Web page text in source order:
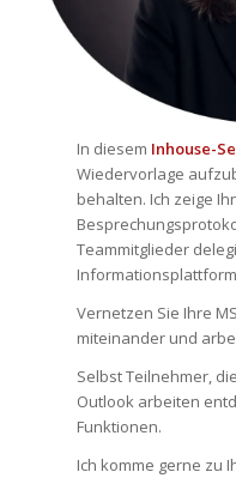
In diesem Inhouse-
Wiedervorlage
behalten. Ich zeige
Teammitglieder
Vernetzen Sie Ihre
miteinander und
Selbst Teilnehmer,
Outlook arbeiten
Funktionen.
Ich komme gerne zu